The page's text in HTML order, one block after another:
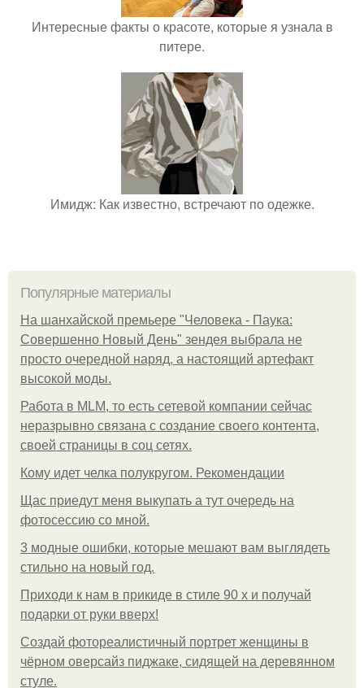
Интересные факты о красоте, которые я узнала в
питере.
Имидж: Как известно, встречают по одежке.
Популярные материалы
На шанхайской премьере "Человека - Паука:
Совершенно Новый День" зендея выбрала не
просто очередной наряд, а настоящий артефакт
высокой моды.
Работа в MLM, то есть сетевой компании сейчас
неразрывно связана с создание своего контента,
своей страницы в соц сетях.
Кому идет челка полукругом. Рекомендации
Щас приедут меня выкупать а тут очередь на
фотосессию со мной.
3 модные ошибки, которые мешают вам выглядеть
стильно на новый год.
Приходи к нам в прикиде в стиле 90 х и получай
подарки от руки вверх!
Создай фотореалистичный портрет женщины в
чёрном оверсайз пиджаке, сидящей на деревянном
стуле.